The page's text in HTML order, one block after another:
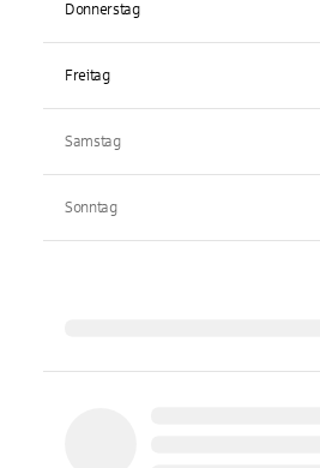
Donnerstag
Freitag
Samstag
Sonntag